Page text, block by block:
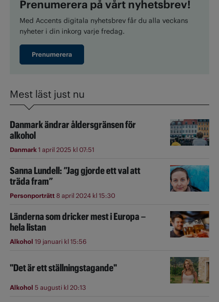
Prenumerera på vårt nyhetsbrev!
Med Accents digitala nyhetsbrev får du alla veckans
nyheter i din inkorg varje fredag.
Prenumerera
Mest läst just nu
Danmark ändrar åldersgränsen för
alkohol
Danmark1 april 2025 kl 07:51
Sanna Lundell: ”Jag gjorde ett val att
träda fram”
Personporträtt8 april 2024 kl 15:30
Länderna som dricker mest i Europa –
hela listan
Alkohol 19 januari kl 15:56
"Det är ett ställningstagande"
Alkohol 5 augusti kl 20:13